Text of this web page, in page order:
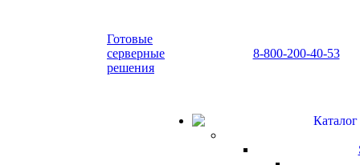
Готовые
серверные
решения
8-800-200-40-53